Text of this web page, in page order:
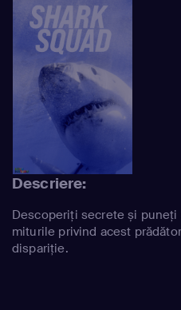
Descriere:
Descoperiți secrete și
miturile privind acest
dispariție.